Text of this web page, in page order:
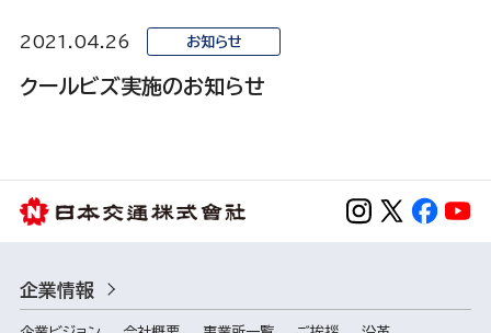
2021.04.26 お知らせ
クールビズ実施のお知らせ
企業情報